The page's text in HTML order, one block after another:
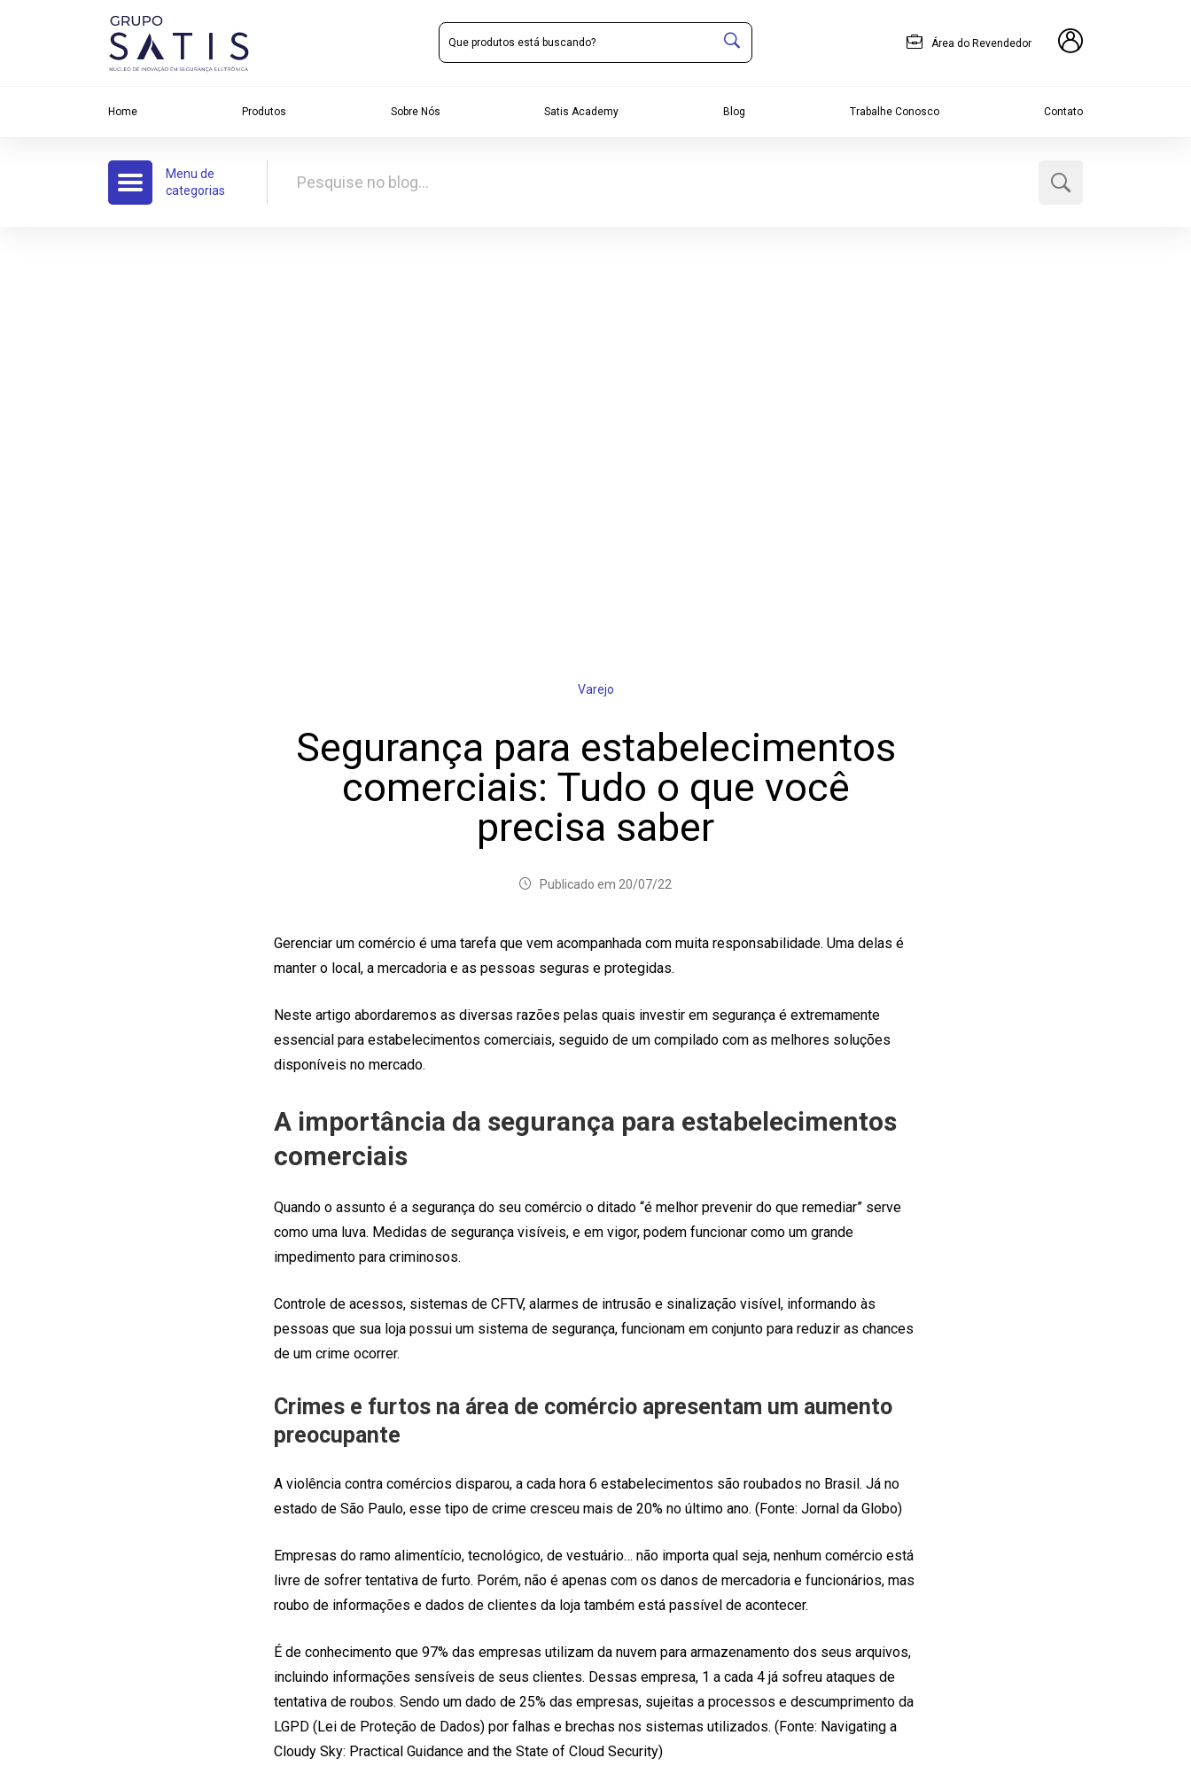
Área do Revendedor
Home Produtos Sobre Nós Satis Academy Blog Trabalhe Conosco Contato
Menu de
categorias
Varejo
Segurança para estabelecimentos
comerciais: Tudo o que você
precisa saber
Publicado em 20/07/22
Gerenciar um comércio é uma tarefa que vem acompanhada com muita responsabilidade. Uma delas é
manter o local, a mercadoria e as pessoas seguras e protegidas.
Neste artigo abordaremos as diversas razões pelas quais investir em segurança é extremamente
essencial para estabelecimentos comerciais, seguido de um compilado com as melhores soluções
disponíveis no mercado.
A importância da segurança para estabelecimentos
comerciais
Quando o assunto é a segurança do seu comércio o ditado “é melhor prevenir do que remediar” serve
como uma luva. Medidas de segurança visíveis, e em vigor, podem funcionar como um grande
impedimento para criminosos.
Controle de acessos, sistemas de CFTV, alarmes de intrusão e sinalização visível, informando às
pessoas que sua loja possui um sistema de segurança, funcionam em conjunto para reduzir as chances
de um crime ocorrer.
Crimes e furtos na área de comércio apresentam um aumento
preocupante
A violência contra comércios disparou, a cada hora 6 estabelecimentos são roubados no Brasil. Já no
estado de São Paulo, esse tipo de crime cresceu mais de 20% no último ano. (Fonte: Jornal da Globo)
Empresas do ramo alimentício, tecnológico, de vestuário… não importa qual seja, nenhum comércio está
livre de sofrer tentativa de furto. Porém, não é apenas com os danos de mercadoria e funcionários, mas
roubo de informações e dados de clientes da loja também está passível de acontecer.
É de conhecimento que 97% das empresas utilizam da nuvem para armazenamento dos seus arquivos,
incluindo informações sensíveis de seus clientes. Dessas empresa, 1 a cada 4 já sofreu ataques de
tentativa de roubos. Sendo um dado de 25% das empresas, sujeitas a processos e descumprimento da
LGPD (Lei de Proteção de Dados) por falhas e brechas nos sistemas utilizados. (Fonte: Navigating a
Cloudy Sky: Practical Guidance and the State of Cloud Security)